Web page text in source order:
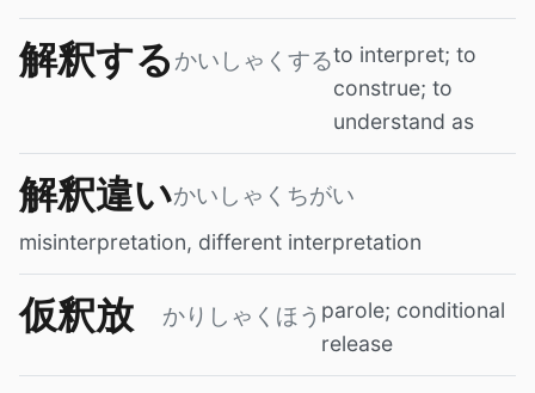
解釈する かいしゃくするto interpret; to
construe; to
understand as
解釈違いかいしゃくちがい
misinterpretation, different interpretation
仮釈放 かりしゃくほう parole; conditional
release